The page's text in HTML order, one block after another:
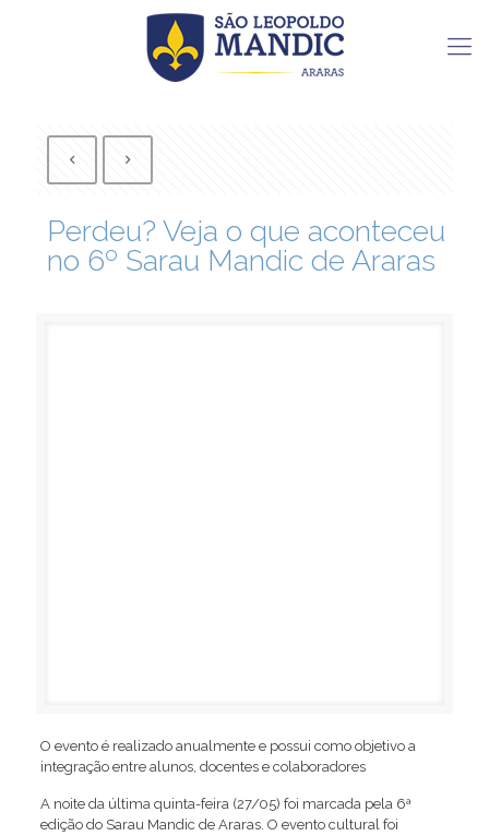
Perdeu? Veja o que aconteceu
no 6º Sarau Mandic de Araras
O evento é realizado anualmente e possui como objetivo a
integração entre alunos, docentes e colaboradores
A noite da última quinta-feira (27/05) foi marcada pela 6ª
edição do Sarau Mandic de Araras. O evento cultural foi